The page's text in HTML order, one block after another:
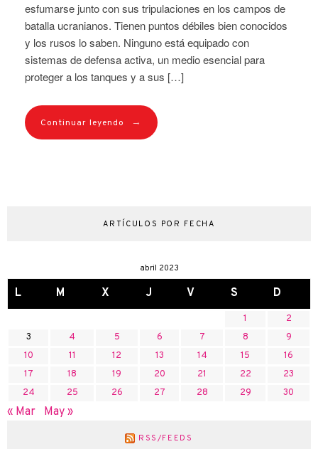
esfumarse junto con sus tripulaciones en los campos de
batalla ucranianos. Tienen puntos débiles bien conocidos
y los rusos lo saben. Ninguno está equipado con
sistemas de defensa activa, un medio esencial para
proteger a los tanques y a sus […]
Continuar leyendo →
ARTÍCULOS POR FECHA
abril 2023
L M X J V S D
1
2
3
4 5 6 7 8
9
10
11 12 13 14 15
16
17
18 19 20 21 22
23
24
25 26 27 28 29 30
« Mar May »
RSS/FEEDS